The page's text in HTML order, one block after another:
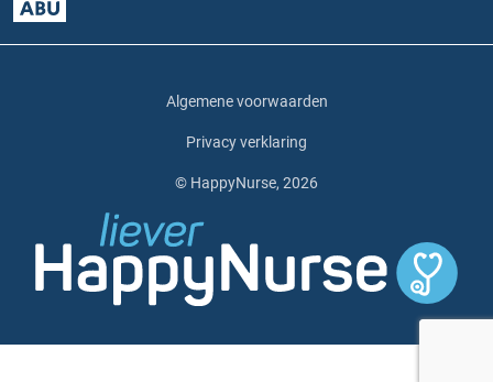
Algemene voorwaarden
Privacy verklaring
© HappyNurse, 2026